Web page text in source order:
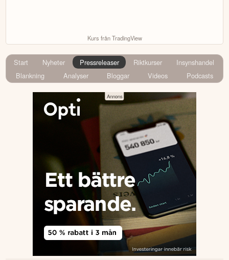
Kurs från TradingView
Start Nyheter Pressreleaser Riktkurser
Insynshandel
Blankning
Analyser Bloggar Videos Podcasts